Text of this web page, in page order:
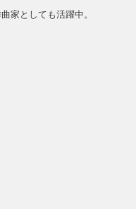
家としても活躍中。